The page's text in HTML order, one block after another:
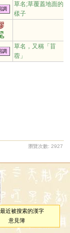
調
草名;草覆蓋地面的
樣子
調
草名，又稱「苜
蓿」
瀏覽次數: 2927
最近被搜索的漢字
意見簿